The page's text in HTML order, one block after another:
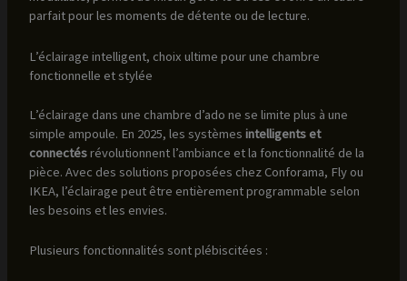
parfait pour les moments de détente ou de lecture.
L’éclairage intelligent, choix ultime pour une chambre
fonctionnelle et stylée
L’éclairage dans une chambre d’ado ne se limite plus à une
simple ampoule. En 2025, les systèmes intelligents et
connectésrévolutionnent l’ambiance et la fonctionnalité de la
pièce. Avec des solutions proposées chez Conforama, Fly ou
IKEA, l’éclairage peut être entièrement programmable selon
les besoins et les envies.
Plusieurs fonctionnalités sont plébiscitées :